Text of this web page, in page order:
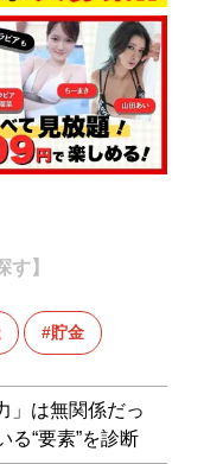
す】
貯金
」は無関係だっ
る“要素”を診断